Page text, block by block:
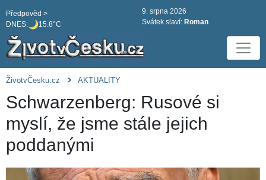
DNES: 15.8°C
Předpověd >
9. srpna 2026
Svátek slaví: Roman
ŽivotvČesku.cz AKTUALITY
Schwarzenberg: Rusové si
myslí, že jsme stále jejich
poddanými